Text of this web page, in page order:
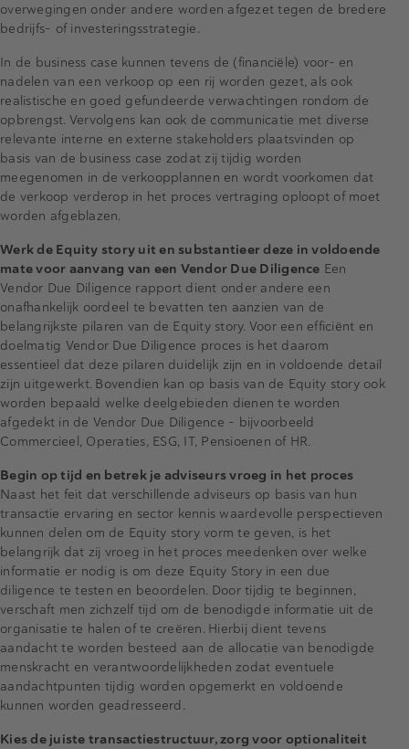
overwegingen onder andere worden afgezet tegen de bredere
bedrijfs- of investeringsstrategie.
In de business case kunnen tevens de (financiële) voor- en
nadelen van een verkoop op een rij worden gezet, als ook
realistische en goed gefundeerde verwachtingen rondom de
opbrengst. Vervolgens kan ook de communicatie met diverse
relevante interne en externe stakeholders plaatsvinden op
basis van de business case zodat zij tijdig worden
meegenomen in de verkoopplannen en wordt voorkomen dat
de verkoop verderop in het proces vertraging oploopt of moet
worden afgeblazen.
Werk de Equity story uit en substantieer deze in voldoende
mate voor aanvang van een Vendor Due Diligence Een
Vendor Due Diligence rapport dient onder andere een
onafhankelijk oordeel te bevatten ten aanzien van de
belangrijkste pilaren van de Equity story. Voor een efficiënt en
doelmatig Vendor Due Diligence proces is het daarom
essentieel dat deze pilaren duidelijk zijn en in voldoende detail
zijn uitgewerkt. Bovendien kan op basis van de Equity story ook
worden bepaald welke deelgebieden dienen te worden
afgedekt in de Vendor Due Diligence – bijvoorbeeld
Commercieel, Operaties, ESG, IT, Pensioenen of HR.
Begin op tijd en betrek je adviseurs vroeg in het proces
Naast het feit dat verschillende adviseurs op basis van hun
transactie ervaring en sector kennis waardevolle perspectieven
kunnen delen om de Equity story vorm te geven, is het
belangrijk dat zij vroeg in het proces meedenken over welke
informatie er nodig is om deze Equity Story in een due
diligence te testen en beoordelen. Door tijdig te beginnen,
verschaft men zichzelf tijd om de benodigde informatie uit de
organisatie te halen of te creëren. Hierbij dient tevens
aandacht te worden besteed aan de allocatie van benodigde
menskracht en verantwoordelijkheden zodat eventuele
aandachtpunten tijdig worden opgemerkt en voldoende
kunnen worden geadresseerd.
Kies de juiste transactiestructuur, zorg voor optionaliteit